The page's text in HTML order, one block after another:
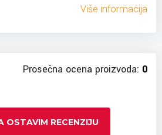
Više informacija
Prosečna ocena proizvoda: 0
OSTAVIM RECENZIJU